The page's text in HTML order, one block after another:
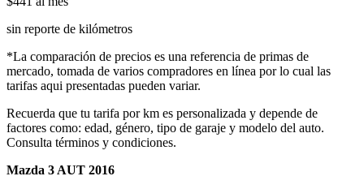
sin reporte de kilómetros
*La comparación de precios es una referencia de primas de
mercado, tomada de varios compradores en línea por lo cual las
tarifas aqui presentadas pueden variar.
Recuerda que tu tarifa por km es personalizada y depende de
factores como: edad, género, tipo de garaje y modelo del auto.
Consulta términos y condiciones.
Mazda 3 AUT 2016